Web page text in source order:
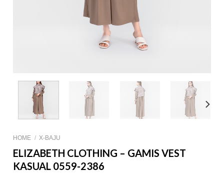
HOME / X-BAJU
ELIZABETH CLOTHING – GAMIS VEST
KASUAL 0559-2386